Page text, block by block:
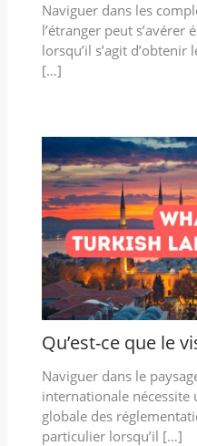
Naviguer dans les
l’étranger peut s’avérer
lorsqu’il s’agit d’obtenir
[…]
Qu’est-ce que le
Naviguer dans le
internationale nécessite
globale des
particulier lorsqu’il […]